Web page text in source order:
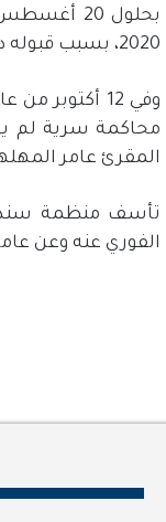
بحلول 20 أغسطس
2020، بسبب قبوله
وفي 12 أكتوبر من
محاكمة سرية لم
المقرئ عامر
تأسف منظمة سند
الفوري عنه وعن